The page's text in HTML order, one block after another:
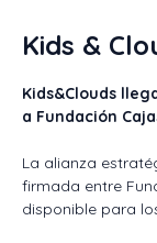
Kids &
Kids&Clouds
a Fundación
La alianza
firmada entre
disponible para